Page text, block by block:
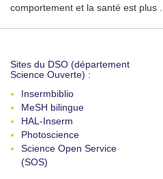
comportement et la santé est plus ...
Sites du DSO (département
Science Ouverte) :
Insermbiblio
MeSH bilingue
HAL-Inserm
Photoscience
Science Open Service
(SOS)